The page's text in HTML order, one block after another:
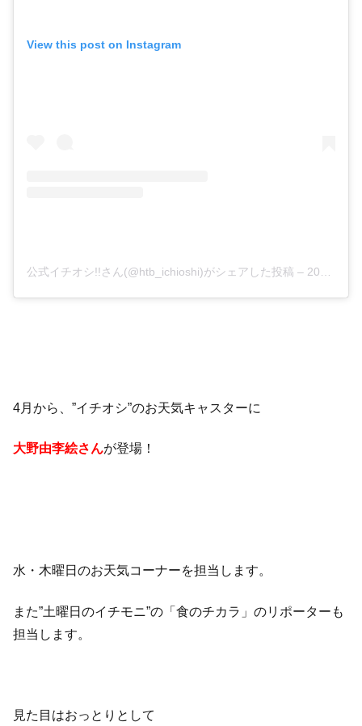
View this post on Instagram
公式イチオシ!!さん(@htb_ichioshi)がシェアした投稿 – 2019年 4月月3日午前9時48分PDT
4月から、”イチオシ”のお天気キャスターに
大野由李絵さんが登場！
水・木曜日のお天気コーナーを担当します。
また”土曜日のイチモニ”の「食のチカラ」のリポーターも
担当します。
見た目はおっとりとして